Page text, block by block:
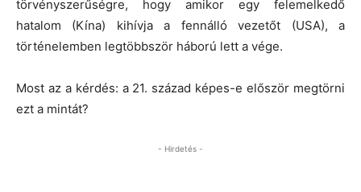
törvényszerűségre, hogy amikor egy felemelkedő
hatalom (Kína) kihívja a fennálló vezetőt (USA), a
történelemben legtöbbször háború lett a vége.
Most az a kérdés: a 21. század képes-e először megtörni
ezt a mintát?
- Hirdetés -